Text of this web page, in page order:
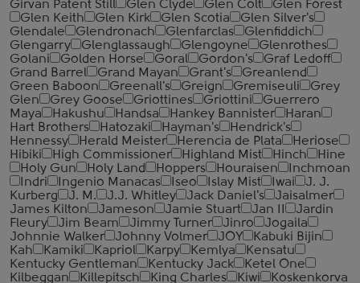
Girvan Patent Still
Glen Clyde Glen Colt
Glen Forest
Glen Keith
Glen Kirk Glen Scotia
Glen Silver's
Glendale
Glendronach Glenfarclas
Glenfiddich
Glengarry
Glenglassaugh Glengoyne
Glenrothes
Golani
Golden Horse Goral Gordon's
Graf Ledoff
Grand Barrel
Grand Mayan Grant's
Greanlend
Green Baboon
Greenall's Greign Gremiseuli
Grey
Glen
Grey Goose Griottines Griottini
Guerrero
Maya
Hakushu Handsa Hankey Bannister
Haran
Hart Brothers
Hatozaki Hayman's
Hendrick's
Hennessy
Herald Meister Herencia de Plata
Heriose
Hibiki
High Commissioner Highland Mist Hinch
Hine
Holy Gun
Holy Land Hoppers Houraisen
Inchmoan
Indri
Ingenio Manacas Iseo Islay Mist Iwai
J. J.
Kurberg
J. M. J.J. Whitley Jack Daniel's
Jaisalmer
James Kilton
Jameson Jamie Stuart Jan II
Jardin
Fleury
Jim Beam Jimmy Turner Jinro
Jogaila
Johnnie Walker
Johnny Volmer JOY
Kabuki Bijin
Kah
Kamiki Kapriol Karpy Kemlya
Kensatu
Kentucky Gentleman
Kentucky Jack
Ketel One
Kilbeggan
Killepitsch King Charles Kiwi
Koskenkorva